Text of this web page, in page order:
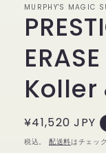
デ
ア
(1)
を
開
MURPHY'S MAGIC
通
常
¥41,520 JPY
税込。 配送料はチェッ